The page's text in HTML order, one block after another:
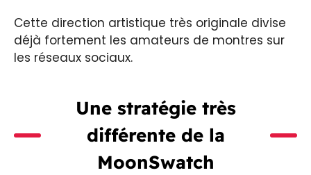
Cette direction artistique très originale divise
déjà fortement les amateurs de montres sur
les réseaux sociaux.
Une stratégie très
différente de la
MoonSwatch